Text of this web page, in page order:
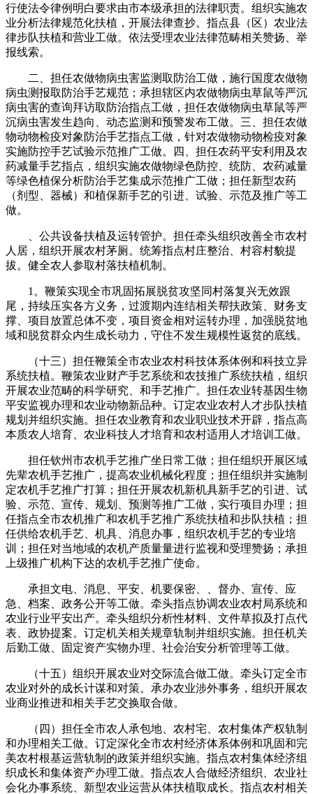
行使法令律例明白要求由市本级承担的法律职责。组织实施农
业分析法律规范化扶植，开展法律查抄。指点县（区）农业法
律步队扶植和营业工做。依法受理农业法律范畴相关赞扬、举
报线索。
二、担任农做物病虫害监测取防治工做，施行国度农做物
病虫测报取防治手艺规范；承担辖区内农做物病虫草鼠等严沉
病虫害的查询拜访取防治指点工做，担任农做物病虫草鼠等严
沉病虫害发生趋向、动态监测和预警发布工做。三、担任农做
物动物检疫对象防治手艺指点工做，针对农做物动物检疫对象
实施防控手艺试验示范推广工做。四、担任农药平安利用及农
药减量手艺指点，组织实施农做物绿色防控、统防、农药减量
等绿色植保分析防治手艺集成示范推广工做；担任新型农药
（剂型、器械）和植保新手艺的引进、试验、示范及推广等工
做。
、公共设备扶植及运转管护。担任牵头组织改善全市农村
人居，组织开展农村茅厕。统筹指点村庄整治、村容村貌提
拔。健全农人参取村落扶植机制。
1。鞭策实现全市巩固拓展脱贫攻坚同村落复兴无效跟
尾，持续压实各方义务，过渡期内连结相关帮扶政策、财务支
撑、项目放置总体不变，项目资金相对运转办理，加强脱贫地
域和脱贫群众内生成长动力，守住不发生规模性返贫的底线。
（十三）担任鞭策全市农业农村科技体系体例和科技立异
系统扶植。鞭策农业财产手艺系统和农技推广系统扶植，组织
开展农业范畴的科学研究、和手艺推广。担任农业转基因生物
平安监视办理和农业动物新品种。订定农业农村人才步队扶植
规划并组织实施。担任农业教育和农业职业技术开辟，指点高
本质农人培育、农业科技人才培育和农村适用人才培训工做。
担任钦州市农机手艺推广坐日常工做；担任组织开展区域
先辈农机手艺推广，提高农业机械化程度；担任组织并实施制
定农机手艺推广打算；担任开展农机新机具新手艺的引进、试
验、示范、宣传、规划、预测等推广工做，实行项目办理；担
任指点全市农机推广和农机手艺推广系统扶植和步队扶植；担
任供给农机手艺、机具、消息办事，组织农机手艺的专业培
训；担任对当地域的农机产质量量进行监视和受理赞扬；承担
上级推广机构下达的农机手艺推广使命。
承担文电、消息、平安、机要保密、、督办、宣传、应
急、档案、政务公开等工做。牵头指点协调农业农村局系统和
农业行业平安出产。牵头组织分析性材料、文件草拟及打点代
表、政协提案。订定机关相关规章轨制并组织实施。担任机关
后勤工做、固定资产实物办理、社会治安分析管理等工做。
（十五）组织开展农业对交际流合做工做。牵头订定全市
农业对外的成长计谋和对策。承办农业涉外事务，组织开展农
业商业推进和相关手艺交换取合做。
（四）担任全市农人承包地、农村宅、农村集体产权轨制
和办理相关工做。订定深化全市农村经济体系体例和巩固和完
美农村根基运营轨制的政策并组织实施。指点农村集体经济组
织成长和集体资产办理工做。指点农人合做经济组织、农业社
会化办事系统、新型农业运营从体扶植取成长。指点农村相关